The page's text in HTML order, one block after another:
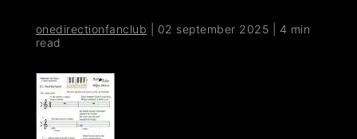
onedirectionfanclub 02 september 2025
4 min
read